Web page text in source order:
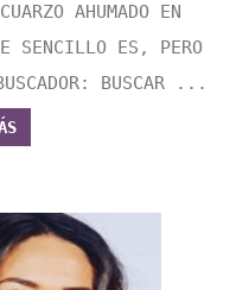
AHUMADO EN
SENCILLO ES, PERO
BUSCAR ...